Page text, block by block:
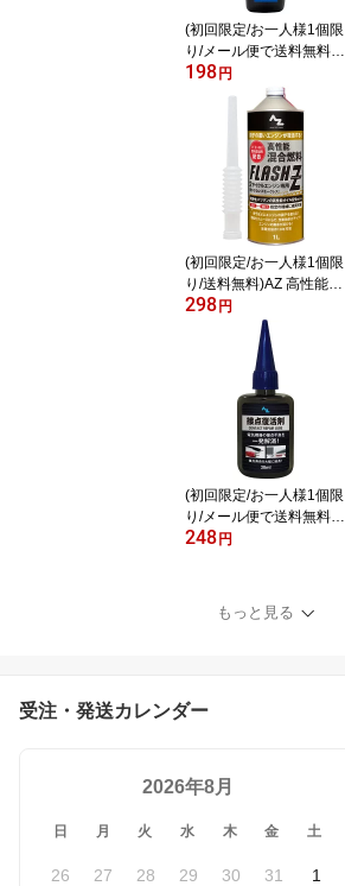
道・沖縄・離島除く)】
(初回限定/お一人様1個限
り/メール便で送料無料)A
Z 高性能 2サイクルエン
ジンオイル FLASH Z PR
EMIUM 100ml 2サイクル
エンジン専用 煙が少ない
スモークレス [FCR-062
燃料添加剤配合]混合ガソ
リン、混合油、混合燃料
198 円
(初回限定/お一人様1個限
り/送料無料)AZ 高性能混
合燃料 FLASH Z (フラッ
シュゼット）1L 注油ノ
ズル付 混合油/混合ガソ
リン/ミックスガソリン/
ガソリンミックス
298 円
(初回限定/お一人様1個限
り/メール便で送料無料)A
Z 接点復活剤 30ml 接点
248 円
もっと見る
受注・発送カレンダー
2026年8月
日 月 火 水 木 金 土
26 27 28 29 30 31 1